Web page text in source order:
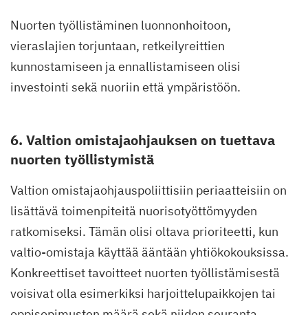
Nuorten työllistäminen luonnonhoitoon,
vieraslajien torjuntaan, retkeilyreittien
kunnostamiseen ja ennallistamiseen olisi
investointi sekä nuoriin että ympäristöön.
6. Valtion omistajaohjauksen on tuettava
nuorten työllistymistä
Valtion omistajaohjauspoliittisiin periaatteisiin on
lisättävä toimenpiteitä nuorisotyöttömyyden
ratkomiseksi. Tämän olisi oltava prioriteetti, kun
valtio-omistaja käyttää ääntään yhtiökokouksissa.
Konkreettiset tavoitteet nuorten työllistämisestä
voisivat olla esimerkiksi harjoittelupaikkojen tai